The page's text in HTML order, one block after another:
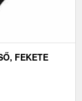
FEKETE